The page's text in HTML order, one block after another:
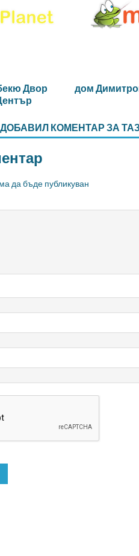
Двор
дом
КОМЕНТАР ЗА
да бъде публикуван